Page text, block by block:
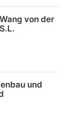
von der
und